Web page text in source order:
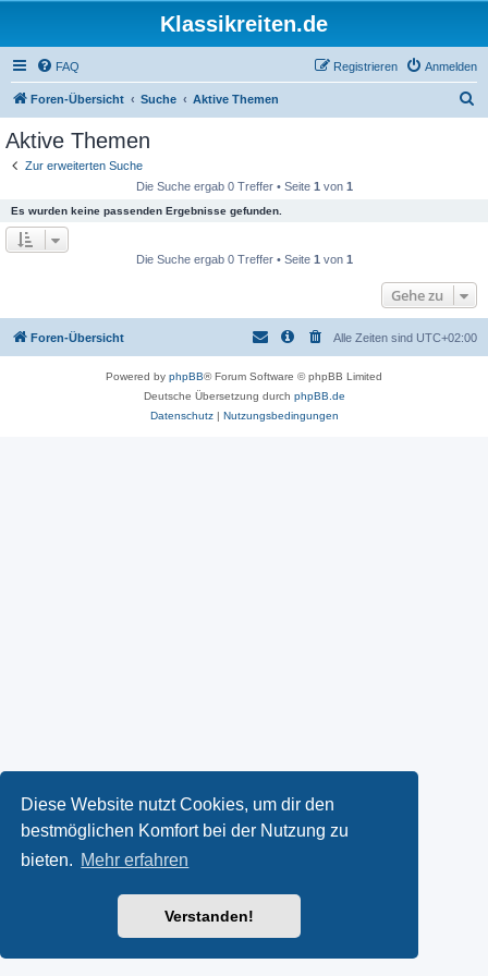
Diese Website nutzt Cookies, um dir den
bestmöglichen Komfort bei der Nutzung zu
bieten. Mehr erfahren
Verstanden!
Klassikreiten.de
FAQ Anmelden
Registrieren
Foren-Übersicht Suche Aktive Themen
Aktive Themen
Zur erweiterten Suche
Die Suche ergab 0 Treffer • Seite 1 von 1
Es wurden keine passenden Ergebnisse gefunden.
Die Suche ergab 0 Treffer • Seite 1 von 1
Gehe zu
Foren-Übersicht Alle Zeiten sind UTC+02:00
Powered by phpBB® Forum Software © phpBB Limited
Deutsche Übersetzung durch phpBB.de
Datenschutz| Nutzungsbedingungen